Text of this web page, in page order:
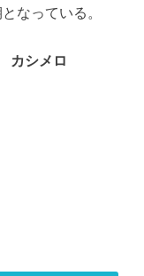
なっている。
カシメロ